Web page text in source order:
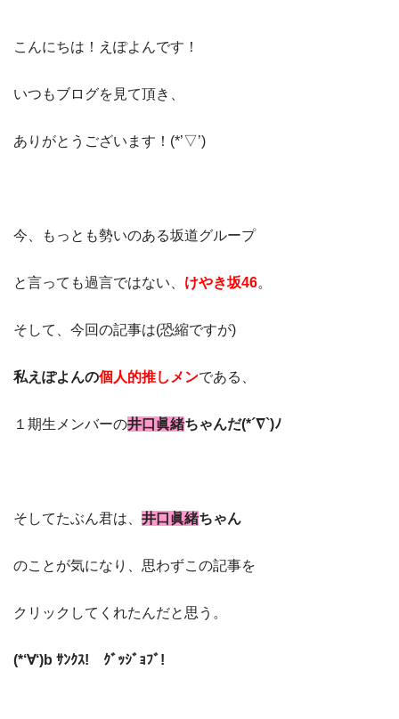
こんにちは！えぽよんです！
いつもブログを見て頂き、
ありがとうございます！(*’▽’)
今、もっとも勢いのある坂道グループ
と言っても過言ではない、 けやき坂46。
そして、今回の記事は(恐縮ですが)
私えぽよんの個人的推しメンである、
１期生メンバーの井口眞緒ちゃんだ(*´∇`)ﾉ
そしてたぶん君は、 井口眞緒ちゃん
のことが気になり、思わずこの記事を
クリックしてくれたんだと思う。
(*‘∀‘)b ｻﾝｸｽ! ｸﾞｯｼﾞｮﾌﾞ!